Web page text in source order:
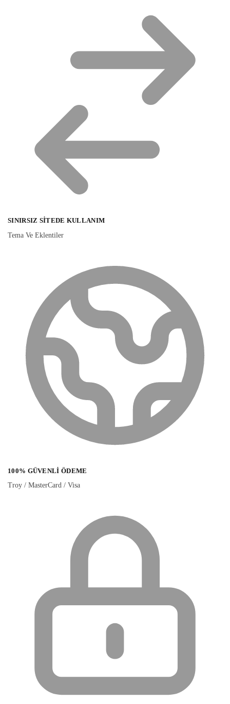
SINIRSIZ SITEDE KULLANIM
Tema Ve Eklentiler
100% GÜVENLI ÖDEME
Troy / MasterCard / Visa